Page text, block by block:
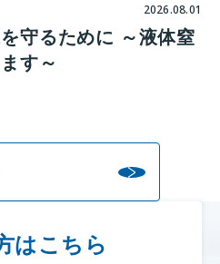
2026.08.01
守るために ～液体窒
す～
はこちら